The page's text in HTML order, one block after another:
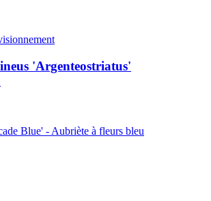
'Argenteostriatus'